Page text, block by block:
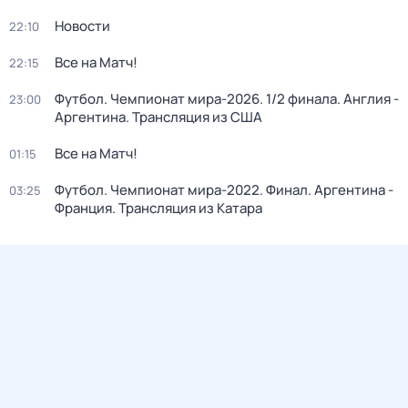
22:10 Новости
22:15 Все на Матч!
23:00
Футбол. Чемпионат мира-2026. 1/2 финала. Англия -
Аргентина. Трансляция из США
01:15 Все на Матч!
03:25
Футбол. Чемпионат мира-2022. Финал. Аргентина -
Франция. Трансляция из Катара